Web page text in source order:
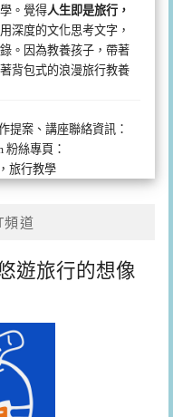
。覺得人生即是旅行，
用深度的文化思考文字，
。因為教養孩子，帶著
背包式的浪漫旅行教養
提案、講座聯絡資訊：
粉絲專頁：
旅行教學
頻道
遊旅行的想像